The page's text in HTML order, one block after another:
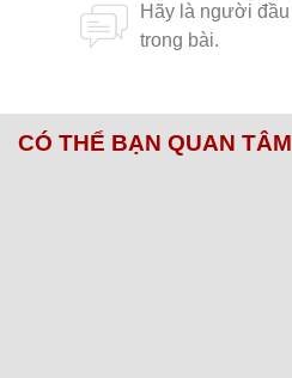
CÓ THỂ BẠN QUAN TÂM